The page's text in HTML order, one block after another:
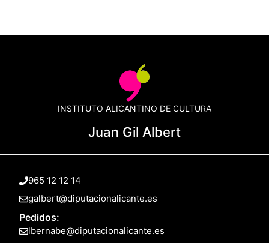
INSTITUTO ALICANTINO DE CULTURA
Juan Gil Albert
965 12 12 14
galbert@diputacionalicante.es
Pedidos:
lbernabe@diputacionalicante.es